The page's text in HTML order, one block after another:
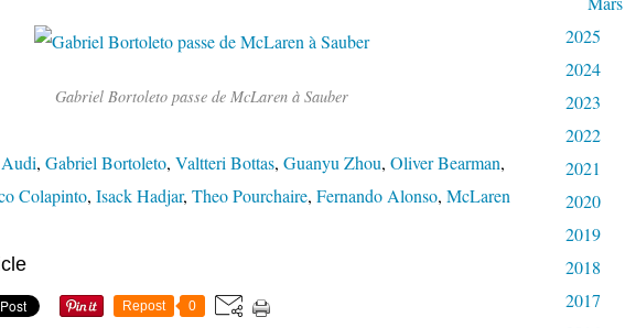
Gabriel Bortoleto passe de McLaren à Sauber
Audi, Gabriel Bortoleto, Valtteri Bottas, Guanyu Zhou, Oliver Bearman,
Colapinto, Isack Hadjar, Theo Pourchaire, Fernando Alonso, McLaren
Repost 0
2025
2024
2023
2022
2021
2020
2019
2018
2017